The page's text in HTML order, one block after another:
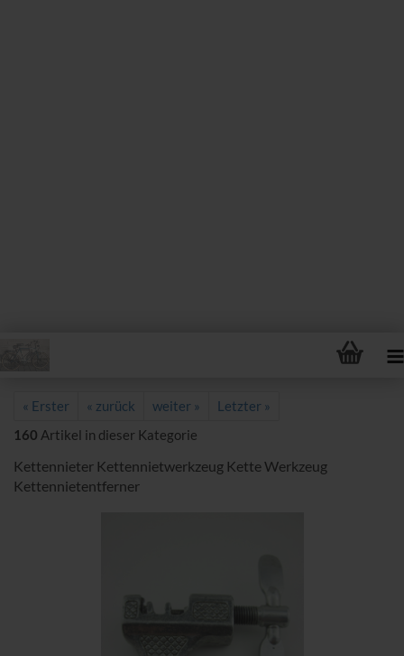
« Erster « zurück weiter »
Letzter »
160 Artikel in dieser Kategorie
Kettennieter Kettennietwerkzeug Kette Werkzeug
Kettennietentferner